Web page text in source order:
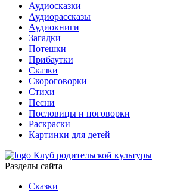
Аудиосказки
Аудиорассказы
Аудиокниги
Загадки
Потешки
Прибаутки
Сказки
Скороговорки
Стихи
Песни
Пословицы и поговорки
Раскраски
Картинки для детей
Клуб родительской культуры
Разделы сайта
Сказки